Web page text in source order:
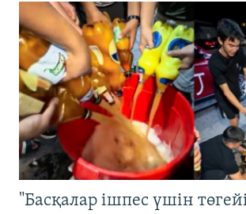
"Басқалар ішпес үшін